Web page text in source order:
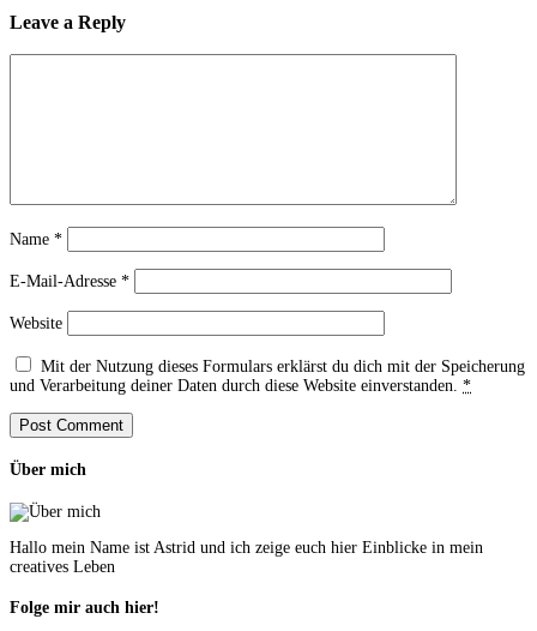
Leave a Reply
Name *
E-Mail-Adresse *
Website
Mit der Nutzung dieses Formulars erklärst du dich mit der Speicherung
und Verarbeitung deiner Daten durch diese Website einverstanden. *
Über mich
Hallo mein Name ist Astrid und ich zeige euch hier Einblicke in mein
creatives Leben
Folge mir auch hier!